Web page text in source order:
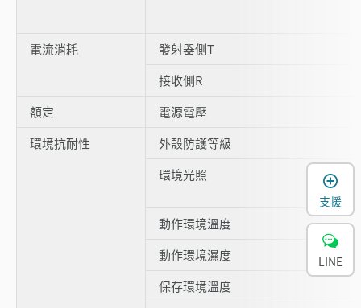
電流消耗
發射器側T
接收側R
額定
電源電壓
環境抗耐性
外殼防護等級
環境光照
動作環境溫度
動作環境濕度
保存環境溫度
支援
LINE